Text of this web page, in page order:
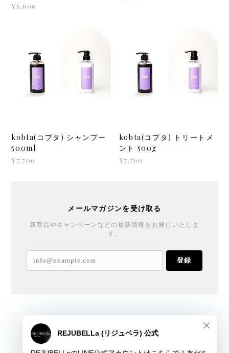
¥6,600
kobta(コプタ) シャンプー
500ml
¥7,700
kobta(コプタ) トリートメ
ント 500g
¥7,700
メールマガジンを受け取る
新商品やキャンペーンなどの最新情報をお届けいたしま
す。
登録
REJUBELLa
プライバシーポリシー 特定商取引法に基づく表記 会員規約